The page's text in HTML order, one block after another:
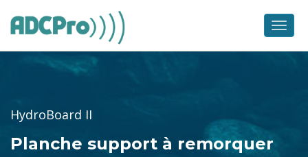
content
Menu
HydroBoard II
Planche support à remorquer